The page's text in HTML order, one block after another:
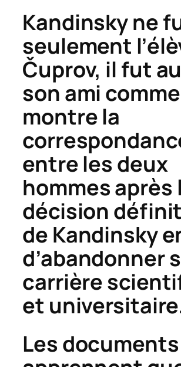
Kandinsky ne
seulement
Čuprov, il fut
son ami
montre la
entre les deux
hommes après
décision
de Kandinsky
d’abandonner
carrière
et
Les